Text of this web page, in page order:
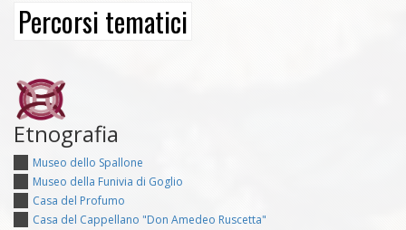
Percorsi tematici
Etnografia
Museo dello Spallone
Museo della Funivia di Goglio
Casa del Profumo
Casa del Cappellano "Don Amedeo Ruscetta"